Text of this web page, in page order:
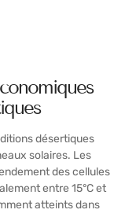
désertiques
solaires. Les
des cellules
entre 15°C et
atteints dans